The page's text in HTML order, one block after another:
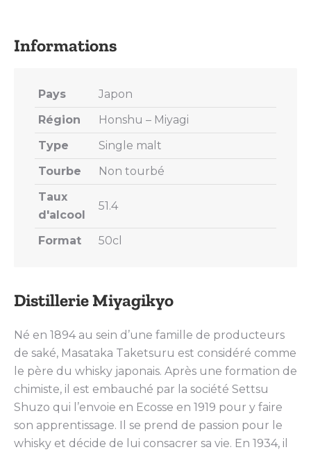
Distillerie Miyagikyo
Né en 1894 au sein d’une famille de producteurs
de saké, Masataka Taketsuru est considéré comme
le père du whisky japonais. Après une formation de
chimiste, il est embauché par la société Settsu
Shuzo qui l’envoie en Ecosse en 1919 pour y faire
son apprentissage. Il se prend de passion pour le
whisky et décide de lui consacrer sa vie. En 1934, il
Pays
Japon
Région
Honshu – Miyagi
Type
Single malt
Tourbe
Non tourbé
Taux
d'alcool
51.4
Format 50cl